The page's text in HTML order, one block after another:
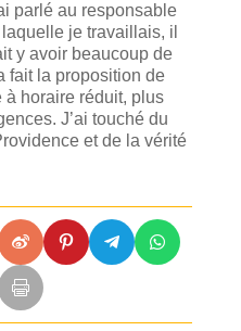
parlé au responsable
je travaillais, il
y avoir beaucoup de
fait la proposition de
à horaire réduit, plus
J’ai touché du
et de la vérité